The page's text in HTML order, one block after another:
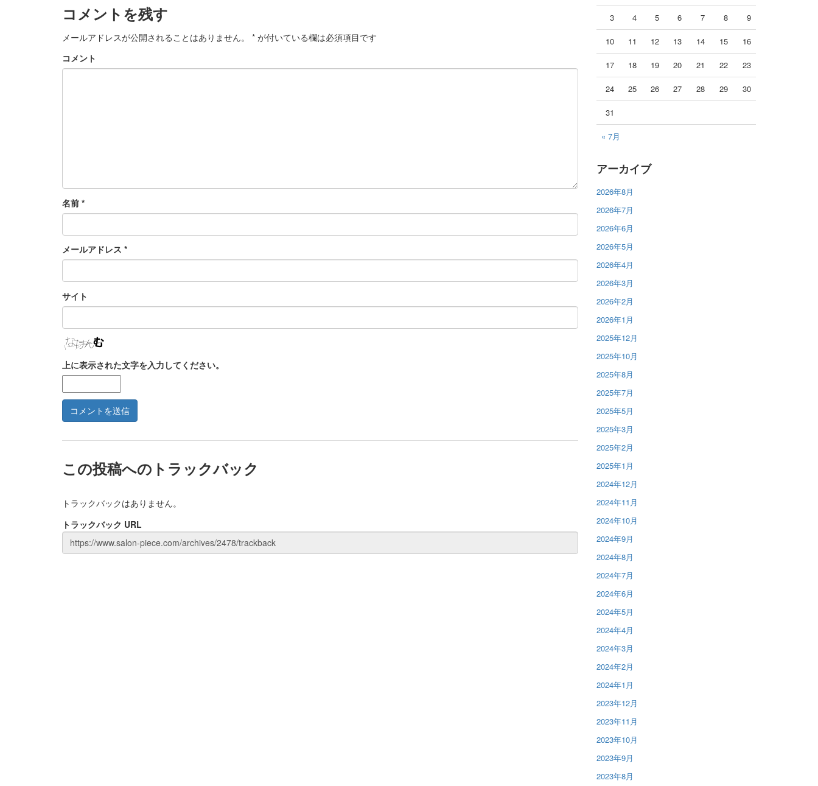
コメントを残す
メールアドレスが公開されることはありません。 * が付いている欄は必須項目です
コメント
名前 *
メールアドレス *
サイト
上に表示された文字を入力してください。
この投稿へのトラックバック
トラックバックはありません。
トラックバック URL
« 7月
3 4 5 6 7 8 9
10 11 12 13 14 15 16
17 18 19 20 21 22 23
24 25 26 27 28 29 30
31
アーカイブ
2026年8月
2026年7月
2026年6月
2026年5月
2026年4月
2026年3月
2026年2月
2026年1月
2025年12月
2025年10月
2025年8月
2025年7月
2025年5月
2025年3月
2025年2月
2025年1月
2024年12月
2024年11月
2024年10月
2024年9月
2024年8月
2024年7月
2024年6月
2024年5月
2024年4月
2024年3月
2024年2月
2024年1月
2023年12月
2023年11月
2023年10月
2023年9月
2023年8月